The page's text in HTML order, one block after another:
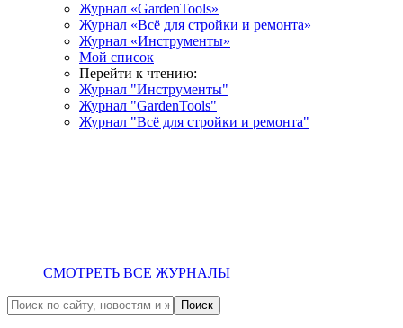
Журнал «GardenTools»
Журнал «Всё для стройки и ремонта»
Журнал «Инструменты»
Мой список
Перейти к чтению:
Журнал "Инструменты"
Журнал "GardenTools"
Журнал "Всё для стройки и ремонта"
СМОТРЕТЬ ВСЕ ЖУРНАЛЫ